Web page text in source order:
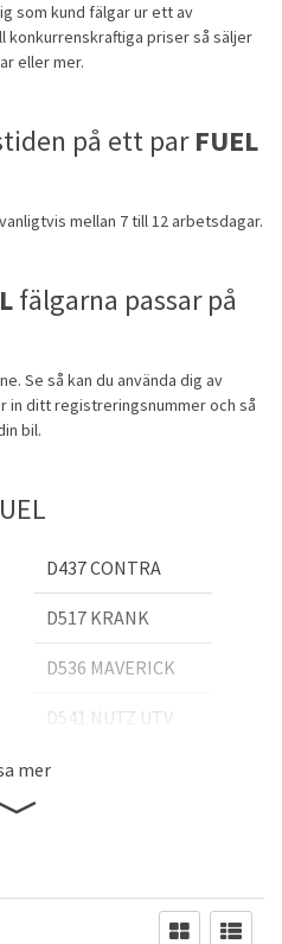
som kund fälgar ur ett av
priser så säljer
eller mer.
på ett parFUEL
mellan 7 till 12 arbetsdagar.
fälgarna passar på
Se så kan du använda dig av
in ditt registreringsnummer och så
bil.
D437 CONTRA
D517 KRANK
D536 MAVERICK
D541 NUTZ UTV
D557 ANZA
mer